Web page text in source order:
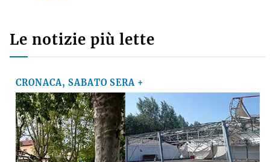
Le notizie più lette
CRONACA, SABATO SERA +